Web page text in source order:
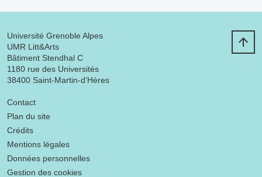
Université Grenoble Alpes
UMR Litt&Arts
Bâtiment Stendhal C
1180 rue des Universités
38400 Saint-Martin-d'Hères
Menu footer
Contact
Plan du site
Crédits
Mentions légales
Données personnelles
Gestion des cookies